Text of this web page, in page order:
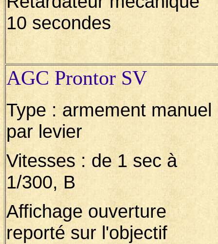
10 secondes
AGC Prontor SV
Type : armement manuel
par levier
Vitesses : de 1 sec à
1/300, B
Affichage ouverture
reporté sur l'objectif